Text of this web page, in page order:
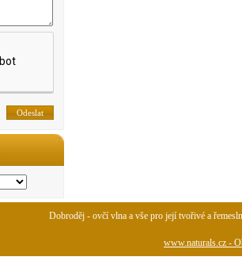
Dobroděj - ovčí vlna a vše pro její tvořivé a
www.naturals.cz -